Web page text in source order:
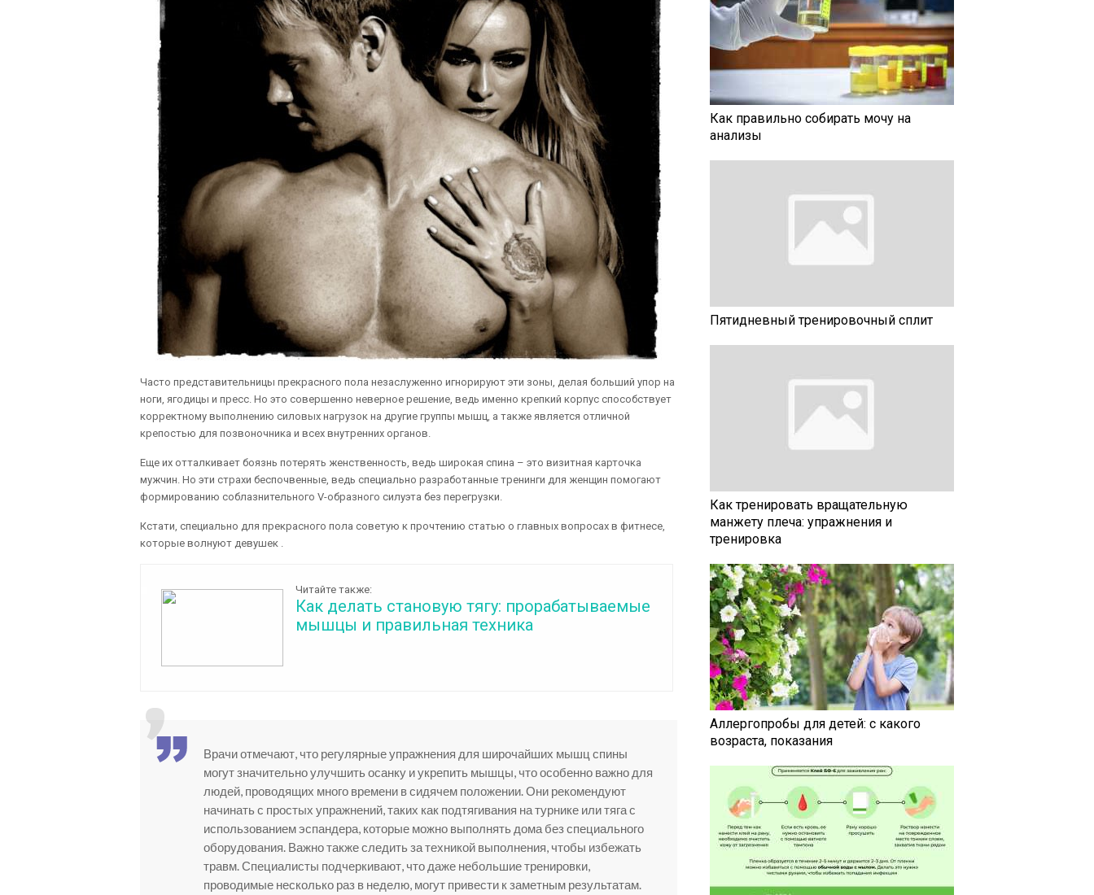
Часто представительницы прекрасного пола незаслуженно игнорируют эти зоны, делая больший упор на
ноги, ягодицы и пресс. Но это совершенно неверное решение, ведь именно крепкий корпус способствует
корректному выполнению силовых нагрузок на другие группы мышц, а также является отличной
крепостью для позвоночника и всех внутренних органов.
Еще их отталкивает боязнь потерять женственность, ведь широкая спина – это визитная карточка
мужчин. Но эти страхи беспочвенные, ведь специально разработанные тренинги для женщин помогают
формированию соблазнительного V-образного силуэта без перегрузки.
Кстати, специально для прекрасного пола советую к прочтению статью о главных вопросах в фитнесе,
которые волнуют девушек .
Читайте также:
Как делать становую тягу: прорабатываемые
мышцы и правильная техника
Врачи отмечают, что регулярные упражнения для широчайших мышц спины
могут значительно улучшить осанку и укрепить мышцы, что особенно важно для
людей, проводящих много времени в сидячем положении. Они рекомендуют
начинать с простых упражнений, таких как подтягивания на турнике или тяга с
использованием эспандера, которые можно выполнять дома без специального
оборудования. Важно также следить за техникой выполнения, чтобы избежать
травм. Специалисты подчеркивают, что даже небольшие тренировки,
проводимые несколько раз в неделю, могут привести к заметным результатам.
Как правильно собирать мочу на
анализы
Пятидневный тренировочный сплит
Как тренировать вращательную
манжету плеча: упражнения и
тренировка
Аллергопробы для детей: с какого
возраста, показания